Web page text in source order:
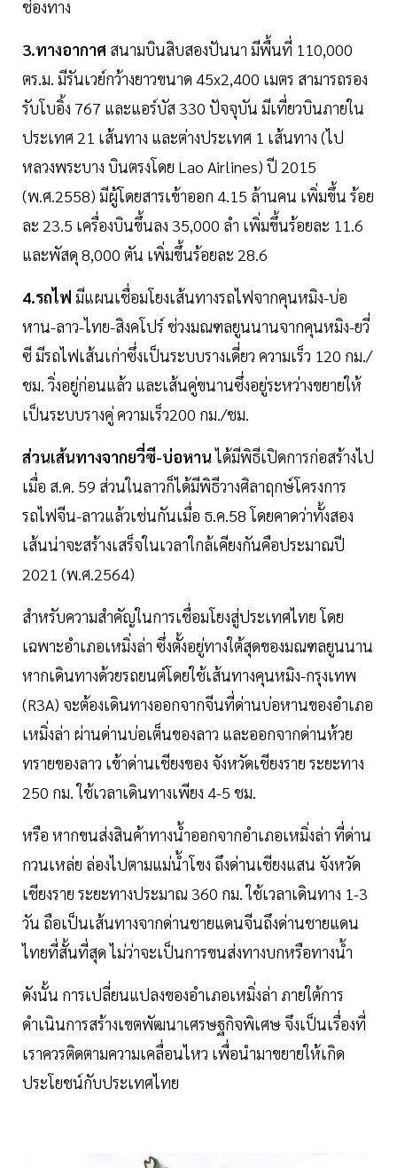
ช่องทาง
3.ทางอากาศ สนามบินสิบสองปันนา มีพื้นที่ 110,000
ตร.ม. มีรันเวย์กว้างยาวขนาด 45x2,400 เมตร สามารถรอง
รับโบอิ้ง 767 และแอร์บัส 330 ปัจจุบัน มีเที่ยวบินภายใน
ประเทศ 21 เส้นทาง และต่างประเทศ 1 เส้นทาง (ไป
หลวงพระบาง บินตรงโดย Lao Airlines) ปี 2015
(พ.ศ.2558) มีผู้โดยสารเข้าออก 4.15 ล้านคน เพิ่มขึ้น ร้อย
ละ 23.5 เครื่องบินขึ้นลง 35,000 ลำ เพิ่มขึ้นร้อยละ 11.6
และพัสดุ 8,000 ตัน เพิ่มขึ้นร้อยละ 28.6
4.รถไฟ มีแผนเชื่อมโยงเส้นทางรถไฟจากคุนหมิง-บ่อ
หาน-ลาว-ไทย-สิงคโปร์ ช่วงมณฑลยูนนานจากคุนหมิง-ยวี่
ซี มีรถไฟเส้นเก่าซึ่งเป็นระบบรางเดี่ยว ความเร็ว 120 กม./
ชม. วิ่งอยู่ก่อนแล้ว และเส้นคู่ขนานซึ่งอยู่ระหว่างขยายให้
เป็นระบบรางคู่ ความเร็ว200 กม./ชม.
ส่วนเส้นทางจากยวี่ซี-บ่อหานได้มีพิธีเปิดการก่อสร้างไป
เมื่อ ส.ค. 59 ส่วนในลาวก็ได้มีพิธีวางศิลาฤกษ์โครงการ
รถไฟจีน-ลาวแล้วเช่นกันเมื่อ ธ.ค.58 โดยคาดว่าทั้งสอง
เส้นน่าจะสร้างเสร็จในเวลาใกล้เคียงกันคือประมาณปี
2021 (พ.ศ.2564)
สำหรับความสำคัญในการเชื่อมโยงสู่ประเทศไทย โดย
เฉพาะอำเภอเหมิ่งล่า ซึ่งตั้งอยู่ทางใต้สุดของมณฑลยูนนาน
หากเดินทางด้วยรถยนต์โดยใช้เส้นทางคุนหมิง-กรุงเทพ
(R3A) จะต้องเดินทางออกจากจีนที่ด่านบ่อหานของอำเภอ
เหมิ่งล่า ผ่านด่านบ่อเต็นของลาว และออกจากด่านห้วย
ทรายของลาว เข้าด่านเชียงของ จังหวัดเชียงราย ระยะทาง
250 กม. ใช้เวลาเดินทางเพียง 4-5 ชม.
หรือ หากขนส่งสินค้าทางน้ำออกจากอำเภอเหมิ่งล่า ที่ด่าน
กวนเหล่ย ล่องไปตามแม่น้ำโขง ถึงด่านเชียงแสน จังหวัด
เชียงราย ระยะทางประมาณ 360 กม. ใช้เวลาเดินทาง 1-3
วัน ถือเป็นเส้นทางจากด่านชายแดนจีนถึงด่านชายแดน
ไทยที่สั้นที่สุด ไม่ว่าจะเป็นการขนส่งทางบกหรือทางน้ำ
ดังนั้น การเปลี่ยนแปลงของอำเภอเหมิ่งล่า ภายใต้การ
ดำเนินการสร้างเขตพัฒนาเศรษฐกิจพิเศษ จึงเป็นเรื่องที่
เราควรติดตามความเคลื่อนไหว เพื่อนำมาขยายให้เกิด
ประโยชน์กับประเทศไทย